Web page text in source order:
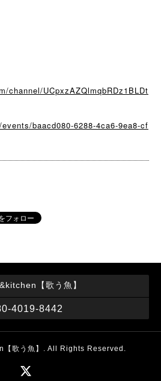
channel/UCpxzAZQlmqbRDz1BLDt
baacd080-6288-4ca6-9ea8-cf
【歌う魚】
4019-8442
歌う魚】 . All Rights Reserved.